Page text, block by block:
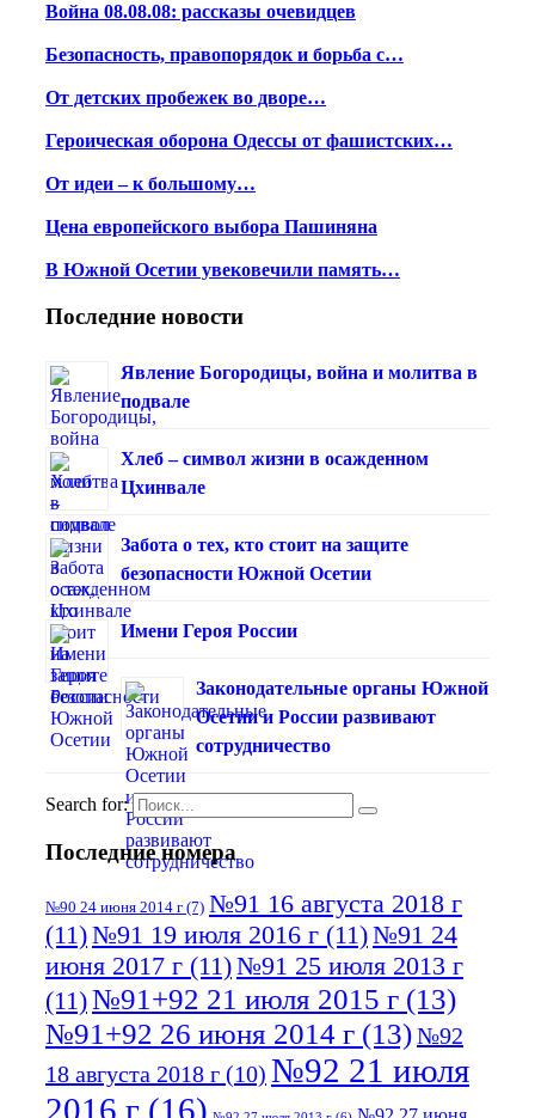
Война 08.08.08: рассказы очевидцев
Безопасность, правопорядок и борьба с…
От детских пробежек во дворе…
Героическая оборона Одессы от фашистских…
От идеи – к большому…
Цена европейского выбора Пашиняна
В Южной Осетии увековечили память…
Последние новости
Явление Богородицы, война и молитва в
подвале
Хлеб – символ жизни в осажденном
Цхинвале
Забота о тех, кто стоит на защите
безопасности Южной Осетии
Имени Героя России
Законодательные органы Южной
Осетии и России развивают
сотрудничество
Search for:
Последние номера
№90 24 июня 2014 г (7) №91 16 августа 2018 г
(11)№91 19 июля 2016 г (11)№91 24
июня 2017 г (11)№91 25 июля 2013 г
(11)№91+92 21 июля 2015 г (13)
№91+92 26 июня 2014 г (13)№92
18 августа 2018 г (10) №92 21 июля
2016 г (16)